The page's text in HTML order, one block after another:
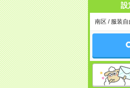
設
南区 / 服装自